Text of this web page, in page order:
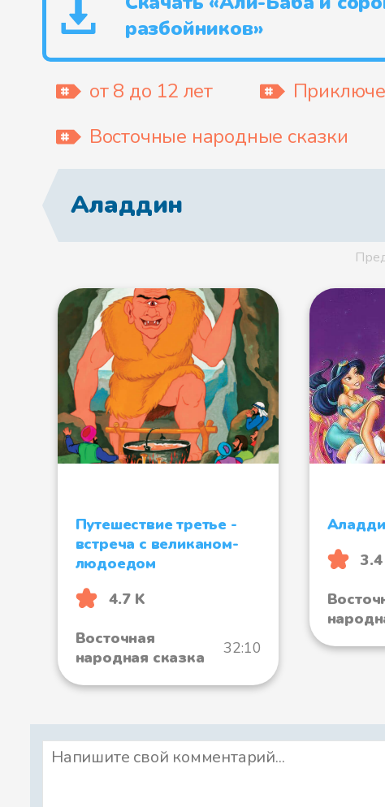
разбойников»
от 8 до 12 лет
Восточные народные сказки
Аладдин
Путешествие третье -
встреча с великаном-
людоедом
4.7 K
Восточная
народная сказка
32:10